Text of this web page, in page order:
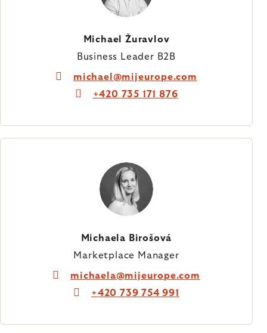
Michael Žuravlov
Business Leader B2B
michael@mijeurope.com
+420 735 171 876
Michaela Birošová
Marketplace Manager
michaela@mijeurope.com
+420 739 754 991